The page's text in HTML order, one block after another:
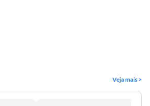
Veja mais >